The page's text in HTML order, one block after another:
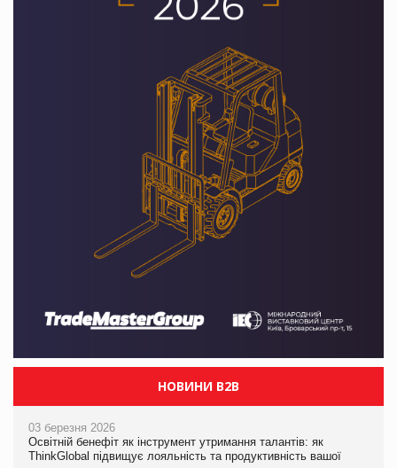
НОВИНИ B2B
03 березня 2026
Освітній бенефіт як інструмент утримання талантів: як
ThinkGlobal підвищує лояльність та продуктивність вашої